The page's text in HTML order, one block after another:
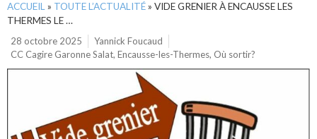
ACCUEIL » TOUTE L’ACTUALITÉ» VIDE GRENIER À ENCAUSSE LES
THERMES LE …
28 octobre 2025
Yannick Foucaud
CC Cagire Garonne Salat, Encausse-les-Thermes, Où sortir?